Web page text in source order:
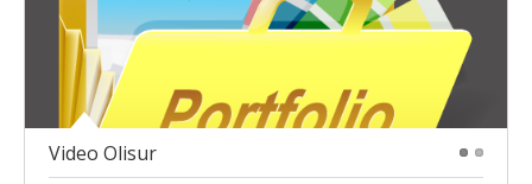
Video Olisur